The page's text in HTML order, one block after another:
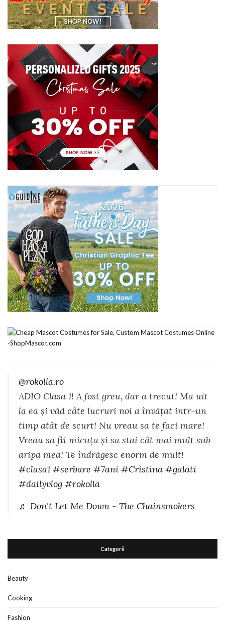
@rokolla.ro
ADIO Clasa 1! A fost greu, dar a trecut! Ma uit
la ea și văd câte lucruri noi a învățat intr-un
timp atât de scurt! Nu vreau sa te faci mare!
Vreau sa fii micuța și sa stai cât mai mult sub
aripa mea! Te îndrăgesc enorm de mult!
#clasa1 #serbare #7ani #Cristina #galati
#dailyvlog #rokolla
♬ Don't Let Me Down - The Chainsmokers
Categorii
Beauty
Cooking
Fashion